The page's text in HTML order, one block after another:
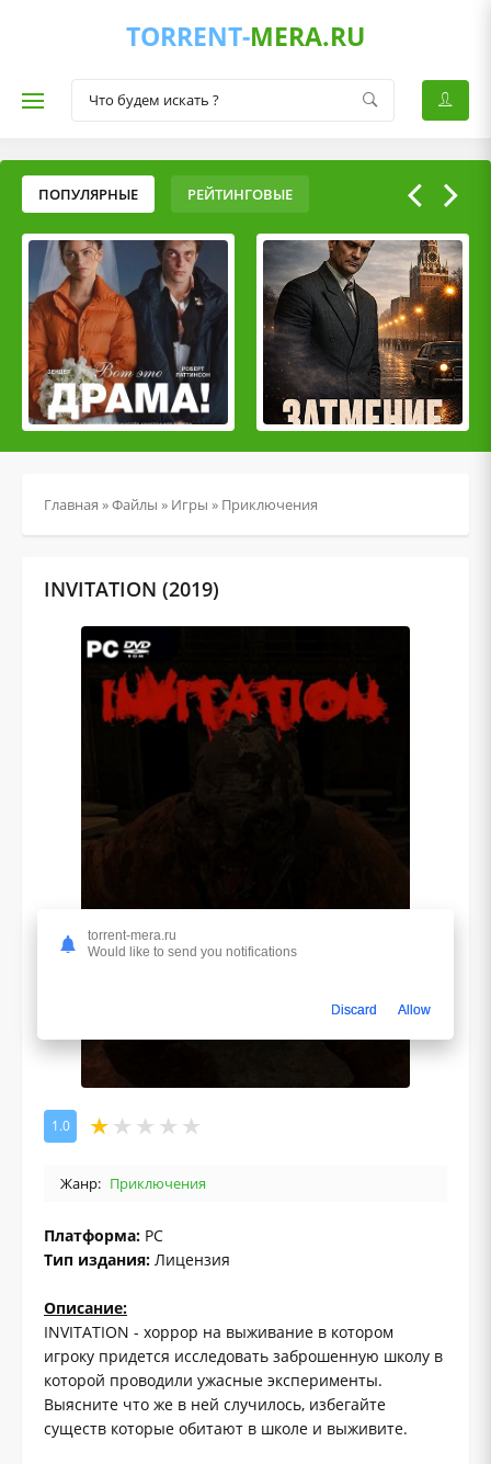
TORRENT-MERA.RU
ПОПУЛЯРНЫЕ РЕЙТИНГОВЫЕ
Главная »Файлы » Игры » Приключения
INVITATION (2019)
1.0
Жанр: Приключения
Платформа: PC
Тип издания: Лицензия
Описание:
INVITATION - хоррор на выживание в котором
игроку придется исследовать заброшенную школу в
которой проводили ужасные эксперименты.
Выясните что же в ней случилось, избегайте
существ которые обитают в школе и выживите.
torrent-mera.ru
Would like to send you notifications
Discard Allow